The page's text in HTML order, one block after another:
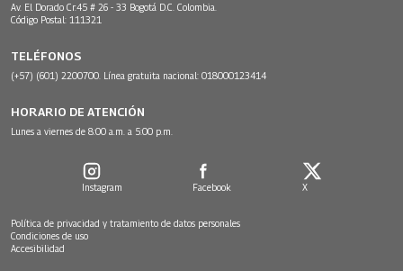
Av. El Dorado Cr.45 # 26 - 33 Bogotá D.C. Colombia.
Código Postal: 111321
TELÉFONOS
(+57) (601) 2200700. Línea gratuita nacional: 018000123414
HORARIO DE ATENCIÓN
Lunes a viernes de 8:00 a.m. a 5:00 p.m.
Instagram Facebook X
Política de privacidad y tratamiento de datos personales
Condiciones de uso
Accesibilidad